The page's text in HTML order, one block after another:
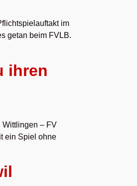
im
getan beim FVLB.
ihren
Wittlingen – FV
ein Spiel ohne